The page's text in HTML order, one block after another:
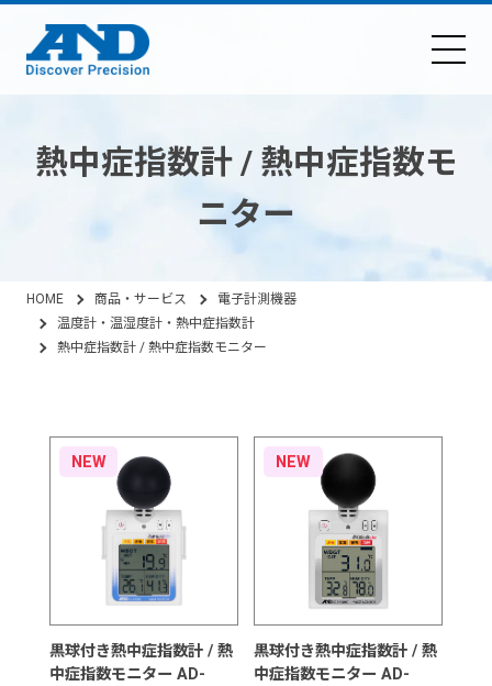
熱中症指数計 / 熱中症指数モ
ニター
HOME 商品・サービス
電子計測機器
温度計・温湿度計・熱中症指数計
熱中症指数計 / 熱中症指数モニター
NEW
黒球付き熱中症指数計 / 熱
中症指数モニター AD-
NEW
黒球付き熱中症指数計 / 熱
中症指数モニター AD-